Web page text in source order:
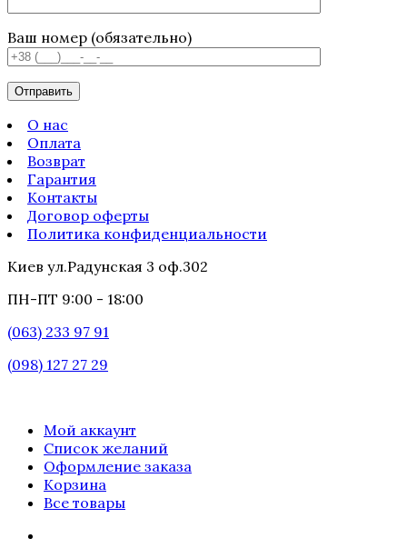
Ваш номер (обязательно)
О нас
Оплата
Возврат
Гарантия
Контакты
Договор оферты
Политика конфиденциальности
Киев ул.Радунская 3 оф.302
ПН-ПТ 9:00 - 18:00
(063) 233 97 91
(098) 127 27 29
Мой аккаунт
Список желаний
Оформление заказа
Корзина
Все товары